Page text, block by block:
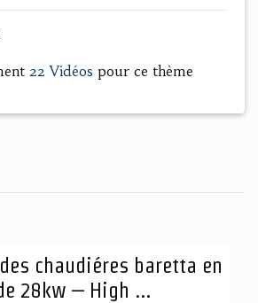
22 Vidéos pour ce thème
chaudiéres baretta en
28kw – High ...